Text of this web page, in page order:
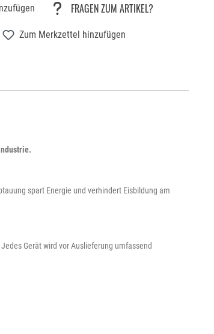
FRAGEN ZUM ARTIKEL?
Zum Merkzettel hinzufügen
spart Energie und verhindert Eisbildung am
Gerät wird vor Auslieferung umfassend